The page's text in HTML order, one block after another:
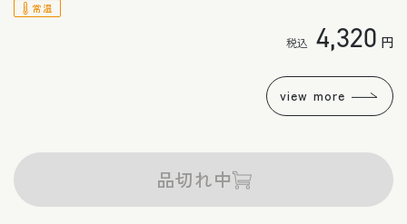
後に「蒸煮」という工程を加えることで、余分な脂や青
更にこだわったのが、味付けのレモンスープ。
レモンといえば海外産が多くを占めますが、この缶詰は
みを感じさせない、さらりとした、それでいてまろやか
な味に仕上げました。
常温
常
価
格
4,320 円
view more
品切れ中